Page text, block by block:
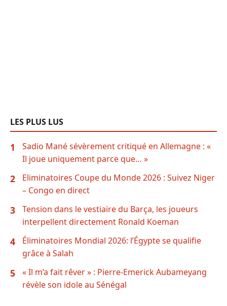
LES PLUS LUS
1
Sadio Mané sévèrement critiqué en Allemagne : «
Il joue uniquement parce que… »
2
Eliminatoires Coupe du Monde 2026 : Suivez Niger
– Congo en direct
3
Tension dans le vestiaire du Barça, les joueurs
interpellent directement Ronald Koeman
4
Éliminatoires Mondial 2026: l’Égypte se qualifie
grâce à Salah
5
« Il m’a fait rêver » : Pierre-Emerick Aubameyang
révèle son idole au Sénégal